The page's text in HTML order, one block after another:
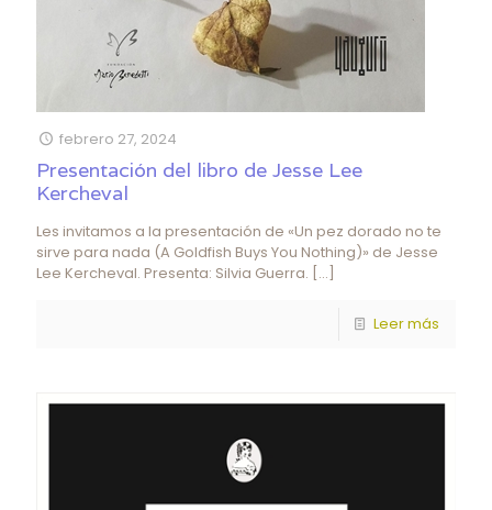
febrero 27, 2024
Presentación del libro de Jesse Lee
Kercheval
Les invitamos a la presentación de «Un pez dorado no te
sirve para nada (A Goldfish Buys You Nothing)» de Jesse
Lee Kercheval. Presenta: Silvia Guerra. […]
Leer más